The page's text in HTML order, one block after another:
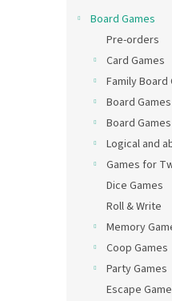
Board Games
Pre-orders
Card Games
Family Board
Board
Board
Logical and
Games for
Dice Games
Roll & Write
Memory
Coop Games
Party Games
Escape